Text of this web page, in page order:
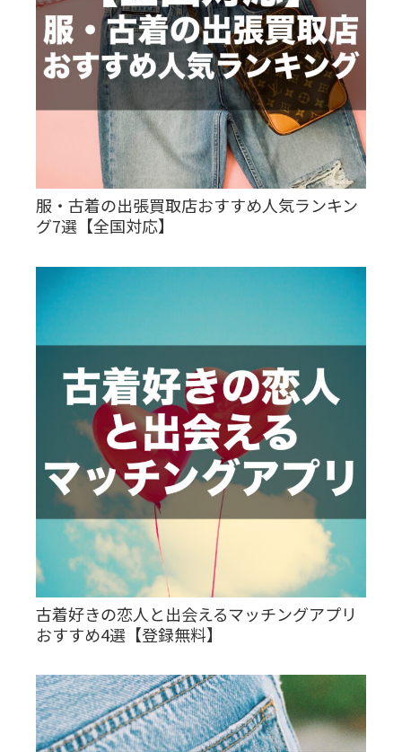
服・古着の出張買取店おすすめ人気ランキン
グ7選【全国対応】
古着好きの恋人と出会えるマッチングアプリ
おすすめ4選【登録無料】